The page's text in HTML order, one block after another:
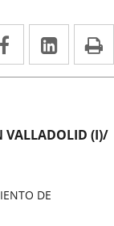
Facebook
Enlace
a
externa.
Enlace
a
VALLADOLID (I)/
DE